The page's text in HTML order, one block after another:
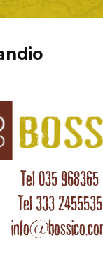
Tel 035 968365
Tel 333 2455535